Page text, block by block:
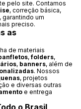
pelo site. Contamos
, correção básica,
, garantindo um
preciso.
as
de materiais
,folders,
, banners, além de
. Nossos
, projetos
e diversas outras
e entrega